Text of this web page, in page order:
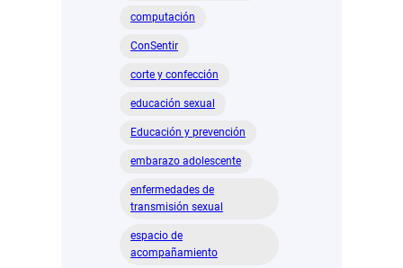
computación
ConSentir
corte y confección
educación sexual
Educación y prevención
embarazo adolescente
enfermedades de
transmisión sexual
espacio de
acompañamiento